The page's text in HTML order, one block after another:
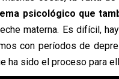
psicológico que
materna. Es difícil,
con períodos de
ha sido el proceso para